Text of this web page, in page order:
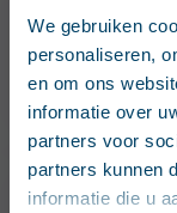
We gebruiken
personaliseren,
en om ons
informatie over
partners voor
partners kunnen
informatie die u
English
Nederlands
Français
Nederlands
JI 73-195-